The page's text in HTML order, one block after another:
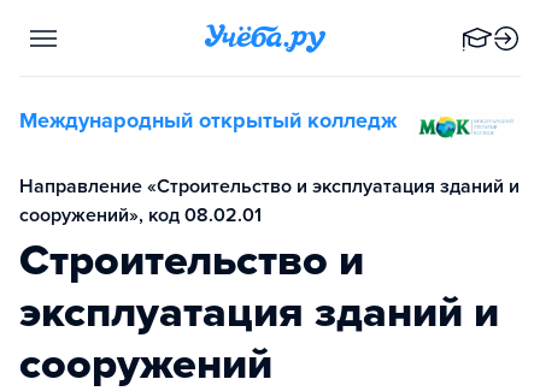
Международный открытый колледж
Направление «Строительство и эксплуатация зданий и
сооружений», код 08.02.01
Строительство и
эксплуатация зданий и
сооружений